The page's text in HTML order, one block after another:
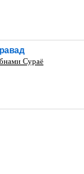
Сураё